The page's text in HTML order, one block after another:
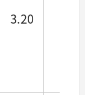
3.20